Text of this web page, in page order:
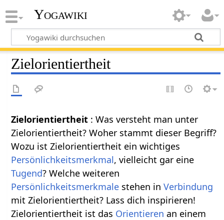
Yogawiki
Zielorientiertheit
Zielorientiertheit : Was versteht man unter
Zielorientiertheit? Woher stammt dieser Begriff?
Wozu ist Zielorientiertheit ein wichtiges
Persönlichkeitsmerkmal, vielleicht gar eine
Tugend? Welche weiteren
Persönlichkeitsmerkmale stehen inVerbindung
mit Zielorientiertheit? Lass dich inspirieren!
Zielorientiertheit ist das Orientieren an einem